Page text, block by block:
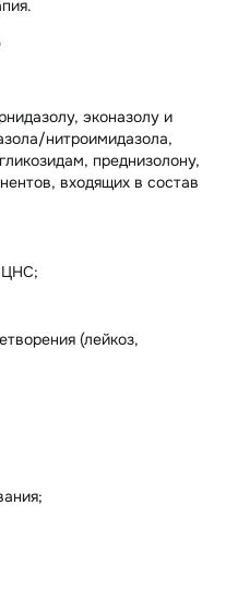
эконазолу и
нитроимидазола,
преднизолону,
входящих в состав
ЦНС;
(лейкоз,